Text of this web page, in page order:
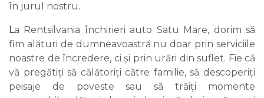
în jurul nostru.
La Rentsilvania închirieri auto Satu Mare, dorim să
fim alături de dumneavoastră nu doar prin serviciile
noastre de încredere, ci și prin urări din suflet. Fie că
vă pregătiți să călătoriți către familie, să descoperiți
peisaje de poveste sau să trăiți momente